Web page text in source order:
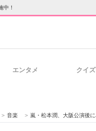
中！
エンタメ クイズ
> 音楽 > 嵐・松本潤、大阪公演後に